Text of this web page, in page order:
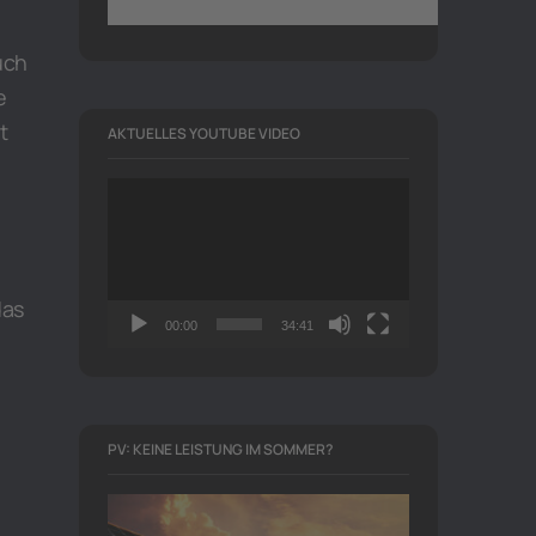
AKTUELLES YOUTUBE VIDEO
00:00 34:41
PV: KEINE LEISTUNG IM SOMMER?